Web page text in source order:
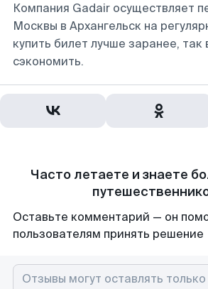
Компания Gadair осуществляет
Москвы в Архангельск на
купить билет лучше заранее,
сэкономить.
Часто летаете и знаете
Оставьте комментарий — он
пользователям принять решение